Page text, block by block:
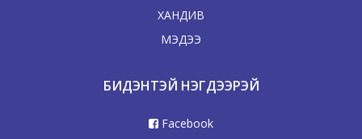
ХАНДИВ
МЭДЭЭ
БИДЭНТЭЙ НЭГДЭЭРЭЙ
Facebook